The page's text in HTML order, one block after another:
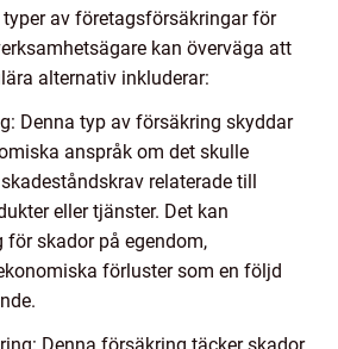
av företagsförsäkringar för
kan överväga att
alternativ inkluderar:
Denna typ av försäkring skyddar
anspråk om det skulle
relaterade till
eller tjänster. Det kan
för skador på egendom,
förluster som en följd